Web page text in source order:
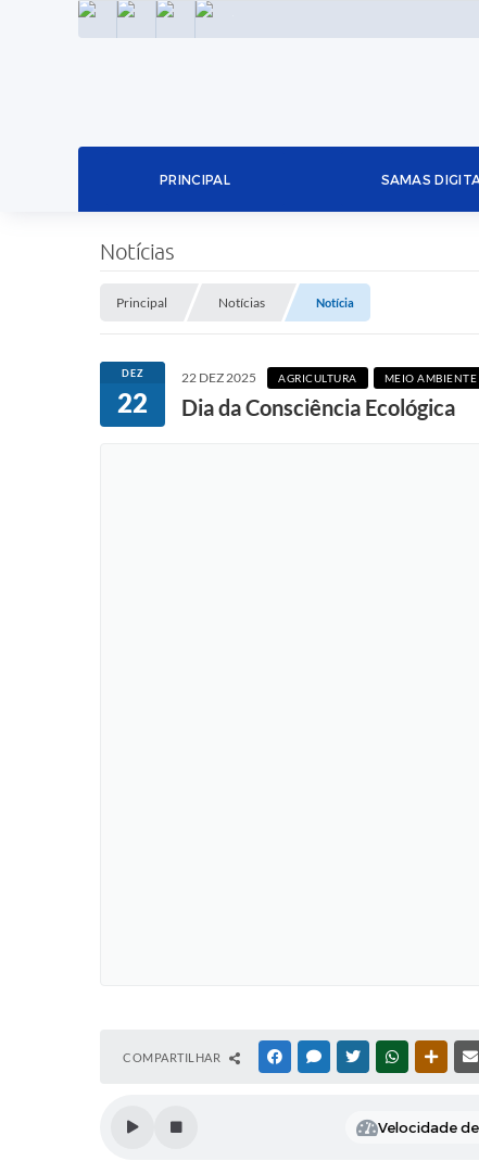
INSTAGRAMFACEBOOKLINKEDIN
PRINCIPAL SAMAS
Notícias
Principal Notícias Notícia
DEZ
22
22 DEZ 2025 AGRICULTURA MEIO AMBIENTE
Dia da Consciência Ecológica
COMPARTILHAR FACEBOOKMESSENGER
TWITTERWHATSAPP
Velocidade